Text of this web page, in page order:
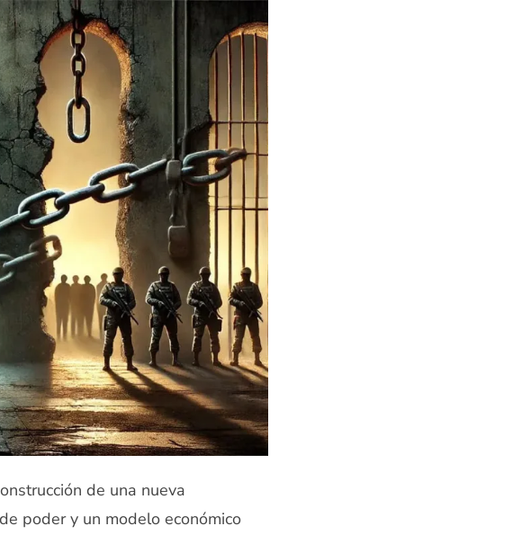
de una nueva
poder y un modelo económico